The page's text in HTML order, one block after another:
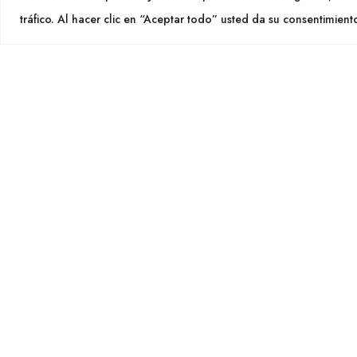
tráfico. Al hacer clic en “Aceptar todo” usted da su